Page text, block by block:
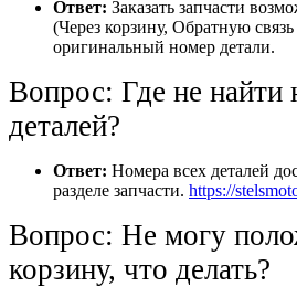
Ответ: Заказать запчасти
(Через корзину, Обратную
оригинальный номер детали.
Вопрос: Где не найти
деталей?
Ответ: Номера всех деталей
разделе запчасти. https://
Вопрос: Не могу
корзину, что делать?